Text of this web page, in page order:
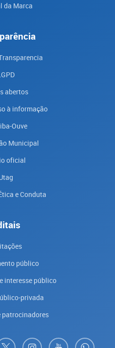
da Marca
abertos
à informação
Ouve
Municipal
oficial
e Conduta
público
interesse público
privada
patrocinadores